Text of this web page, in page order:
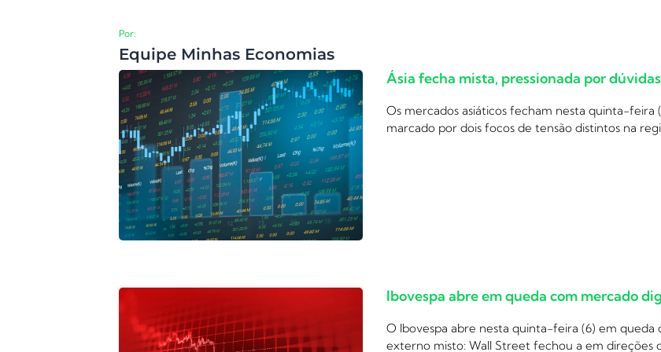
Por:
Equipe Minhas Economias
Ásia fecha mista, pressionada por
Os mercados asiáticos fecham nesta quinta-
marcado por dois focos de tensão distintos na
Ibovespa abre em queda com mercado
O Ibovespa abre nesta quinta-feira (6) em queda
externo misto: Wall Street fechou a em direções